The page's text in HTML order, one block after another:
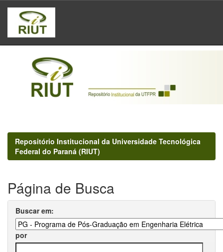
Skip
navigation
Repositório Institucional da Universidade Tecnológica
Federal do Paraná (RIUT)
Página de Busca
Buscar em:
por